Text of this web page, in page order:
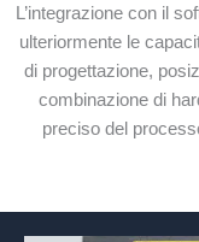
L’integrazione con il
ulteriormente le
di progettazione,
combinazione di
preciso del